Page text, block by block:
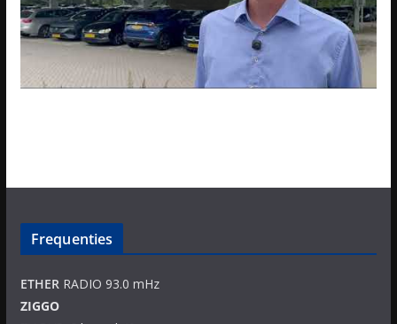
Frequenties
ETHERRADIO 93.0 mHz
ZIGGO